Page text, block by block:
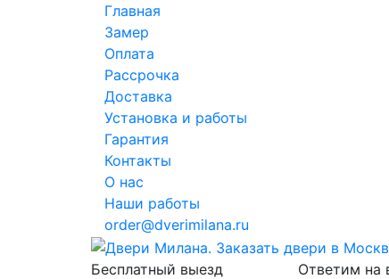
Главная
Замер
Оплата
Рассрочка
Доставка
Установка и работы
Гарантия
Контакты
О нас
Наши работы
order@dverimilana.ru
Бесплатный выезд
Ответим на